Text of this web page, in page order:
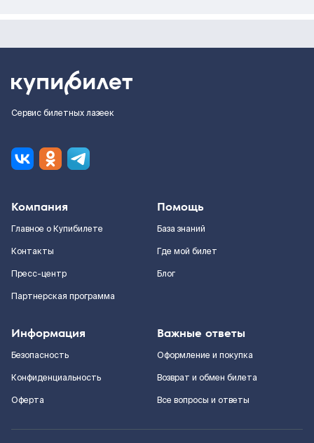
Сервис билетных лазеек
Компания
Главное о Купибилете
Контакты
Пресс-центр
Партнерская программа
Помощь
База знаний
Где мой билет
Блог
Информация
Безопасность
Конфиденциальность
Оферта
Важные ответы
Оформление и покупка
Возврат и обмен билета
Все вопросы и ответы